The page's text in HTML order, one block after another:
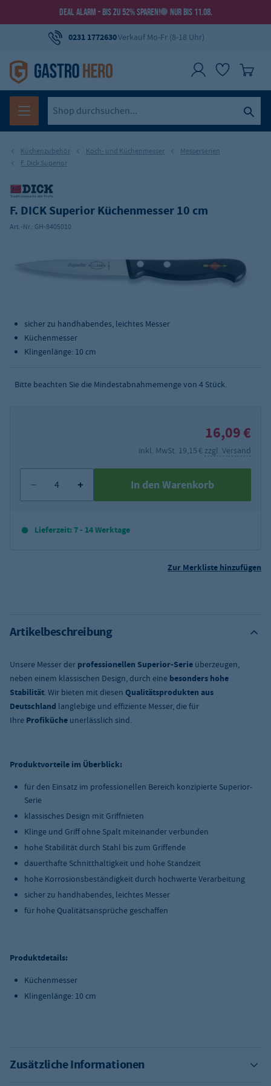
DEAL ALARM - BIS ZU 52% SPAREN! NUR BIS 11.08.
0231 1772630Verkauf Mo-Fr (8-18 Uhr)
Küchenzubehör Koch- und Küchenmesser
Messerserien
F. Dick Superior
F. DICK Superior Küchenmesser 10 cm
Art.-Nr.: GH-8405010
sicher zu handhabendes, leichtes Messer
Küchenmesser
Klingenlänge: 10 cm
Bitte beachten Sie die Mindestabnahmemenge von 4 Stück.
16,09 €
inkl. MwSt. 19,15 € zzgl. Versand
In den Warenkorb
Lieferzeit: 7 - 14 Werktage
Zur Merkliste hinzufügen
Artikelbeschreibung
Unsere Messer der professionellen Superior-Serie überzeugen,
neben einem klassischen Design, durch eine besonders hohe
Stabilität. Wir bieten mit diesen Qualitätsprodukten aus
Deutschland langlebige und effiziente Messer, die für
Ihre Profiküche unerlässlich sind.
Produktvorteile im Überblick:
für den Einsatz im professionellen Bereich konzipierte Superior-
Serie
klassisches Design mit Griffnieten
Klinge und Griff ohne Spalt miteinander verbunden
hohe Stabilität durch Stahl bis zum Griffende
dauerthafte Schnitthaltigkeit und hohe Standzeit
hohe Korrosionsbeständigkeit durch hochwerte Verarbeitung
sicher zu handhabendes, leichtes Messer
für hohe Qualitätsansprüche geschaffen
Produktdetails:
Küchenmesser
Klingenlänge: 10 cm
Zusätzliche Informationen